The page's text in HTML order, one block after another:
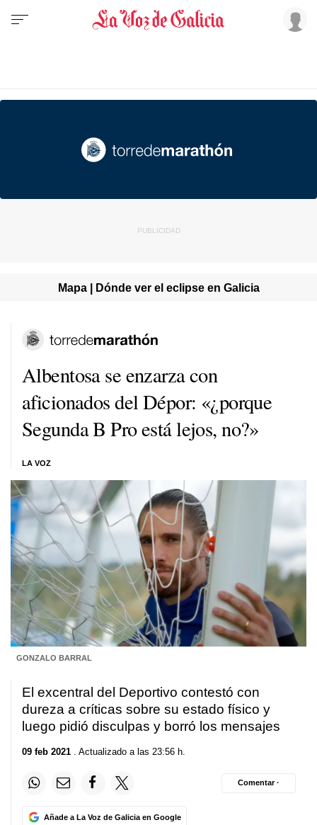
Mapa | Dónde ver el eclipse en Galicia
Albentosa se enzarza con
aficionados del Dépor: «¿porque
Segunda B Pro está lejos, no?»
LA VOZ
GONZALO BARRAL
El excentral del Deportivo contestó con
dureza a críticas sobre su estado físico y
luego pidió disculpas y borró los mensajes
09 feb 2021 . Actualizado a las 23:56 h.
Añade a La Voz de Galicia en Google
Comentar ·